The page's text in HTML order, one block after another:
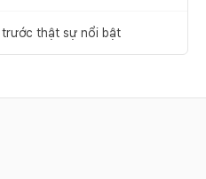
trước thật sự nổi bật